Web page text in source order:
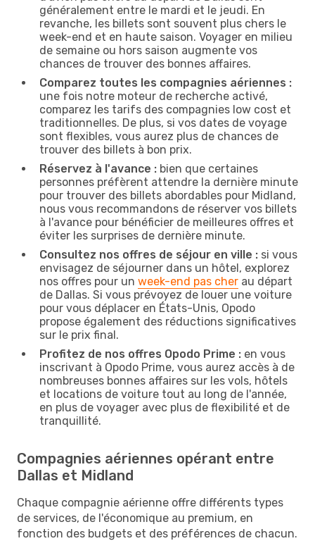
généralement entre le mardi et le jeudi. En
revanche, les billets sont souvent plus chers le
week-end et en haute saison. Voyager en milieu
de semaine ou hors saison augmente vos
chances de trouver des bonnes affaires.
Comparez toutes les compagnies aériennes :
une fois notre moteur de recherche activé,
comparez les tarifs des compagnies low cost et
traditionnelles. De plus, si vos dates de voyage
sont flexibles, vous aurez plus de chances de
trouver des billets à bon prix.
Réservez à l'avance : bien que certaines
personnes préfèrent attendre la dernière minute
pour trouver des billets abordables pour Midland,
nous vous recommandons de réserver vos billets
à l'avance pour bénéficier de meilleures offres et
éviter les surprises de dernière minute.
Consultez nos offres de séjour en ville : si vous
envisagez de séjourner dans un hôtel, explorez
nos offres pour un week-end pas cher au départ
de Dallas. Si vous prévoyez de louer une voiture
pour vous déplacer en États-Unis, Opodo
propose également des réductions significatives
sur le prix final.
Profitez de nos offres Opodo Prime : en vous
inscrivant à Opodo Prime, vous aurez accès à de
nombreuses bonnes affaires sur les vols, hôtels
et locations de voiture tout au long de l'année,
en plus de voyager avec plus de flexibilité et de
tranquillité.
Compagnies aériennes opérant entre
Dallas et Midland
Chaque compagnie aérienne offre différents types
de services, de l'économique au premium, en
fonction des budgets et des préférences de chacun.